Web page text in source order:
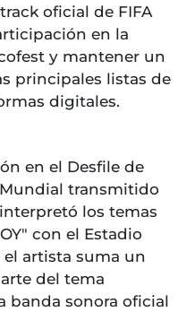
oficial de FIFA
en la
y mantener un
principales listas de
digitales.
en el Desfile de
transmitido
los temas
con el Estadio
el artista suma un
del tema
banda sonora oficial